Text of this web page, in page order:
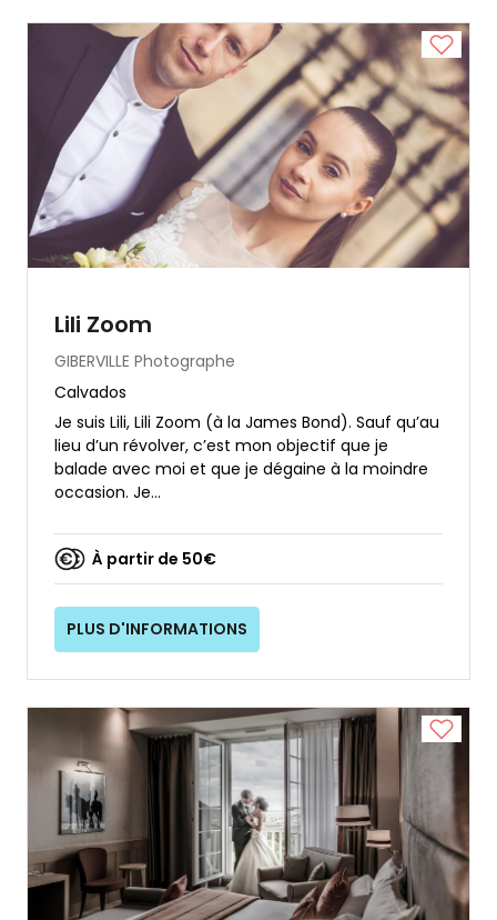
Lili Zoom
GIBERVILLE Photographe
Calvados
Je suis Lili, Lili Zoom (à la James Bond). Sauf qu’au
lieu d’un révolver, c’est mon objectif que je
balade avec moi et que je dégaine à la moindre
occasion. Je...
À partir de 50€
PLUS D'INFORMATIONS